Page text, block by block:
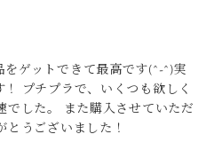
をゲットできて最高です(^-^)実
プチプラで、いくつも欲しく
でした。 また購入させていただ
とうございました！